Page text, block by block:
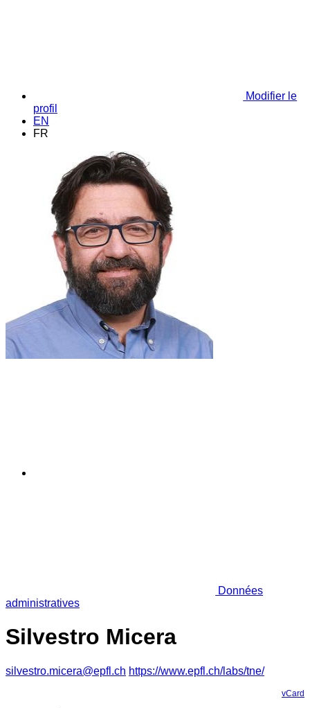
Modifier le
profil
EN
FR
Données
administratives
Silvestro Micera
silvestro.micera@epfl.ch https://www.epfl.ch/labs/tne/
vCard